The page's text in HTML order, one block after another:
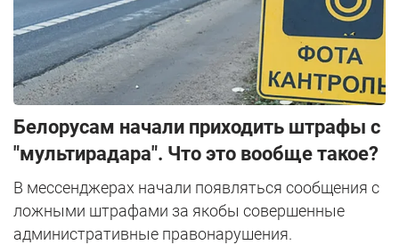
Белорусам начали приходить штрафы с
"мультирадара". Что это вообще такое?
В мессенджерах начали появляться сообщения с
ложными штрафами за якобы совершенные
административные правонарушения.